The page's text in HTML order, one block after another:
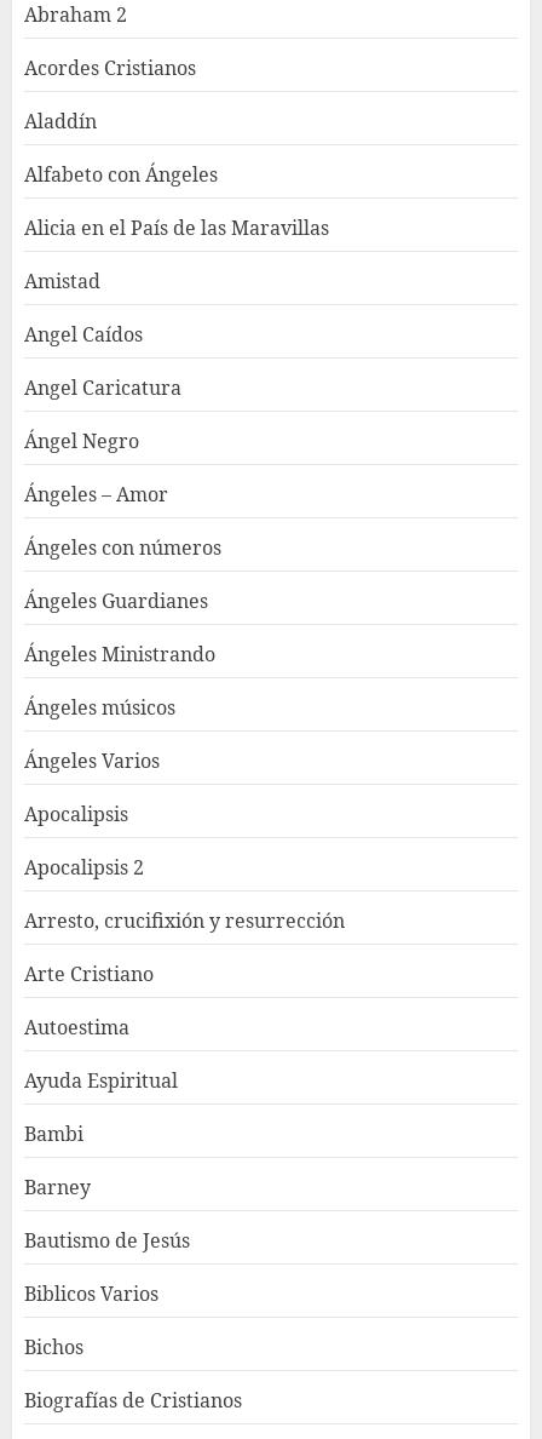
Abraham 2
Acordes Cristianos
Aladdín
Alfabeto con Ángeles
Alicia en el País de las Maravillas
Amistad
Angel Caídos
Angel Caricatura
Ángel Negro
Ángeles – Amor
Ángeles con números
Ángeles Guardianes
Ángeles Ministrando
Ángeles músicos
Ángeles Varios
Apocalipsis
Apocalipsis 2
Arresto, crucifixión y resurrección
Arte Cristiano
Autoestima
Ayuda Espiritual
Bambi
Barney
Bautismo de Jesús
Biblicos Varios
Bichos
Biografías de Cristianos